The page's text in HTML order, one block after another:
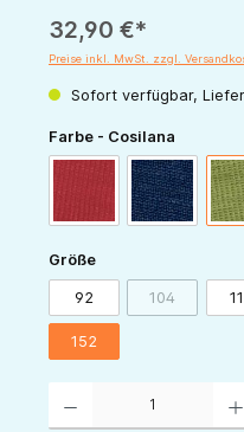
32,90 €*
Preise inkl. MwSt. zzgl.
Sofort verfügbar,
Farbe - Cosilana
marine
Größeauswählen
92 104(Diese
152